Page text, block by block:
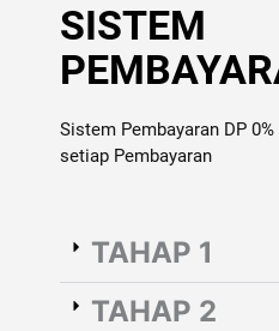
SISTEM
Sistem Pembayaran DP
setiap Pembayaran
TAHAP 1
TAHAP 2